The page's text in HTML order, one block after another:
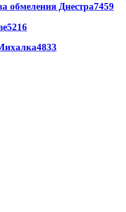
обмеления Днестра7459
5216
4833